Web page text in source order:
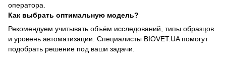
оператора.
Как выбрать оптимальную модель?
Рекомендуем учитывать объём исследований, типы образцов
и уровень автоматизации. Специалисты BIOVET.UA помогут
подобрать решение под ваши задачи.